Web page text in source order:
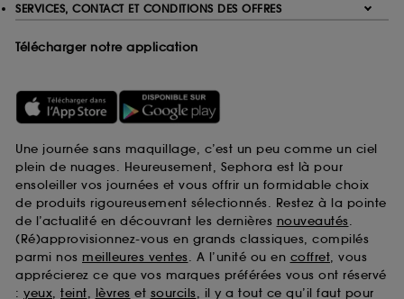
SERVICES, CONTACT ET CONDITIONS DES OFFRES
Télécharger notre application
Une journée sans maquillage, c’est un peu comme un ciel
plein de nuages. Heureusement, Sephora est là pour
ensoleiller vos journées et vous offrir un formidable choix
de produits rigoureusement sélectionnés. Restez à la pointe
de l’actualité en découvrant les dernières nouveautés.
(Ré)approvisionnez-vous en grands classiques, compilés
parmi nos meilleures ventes. A l’unité ou en coffret, vous
apprécierez ce que vos marques préférées vous ont réservé
: yeux, teint, lèvres et sourcils, il y a tout ce qu’il faut pour